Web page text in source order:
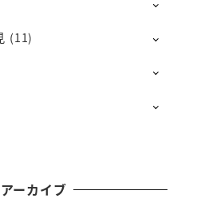
(11)
アーカイブ